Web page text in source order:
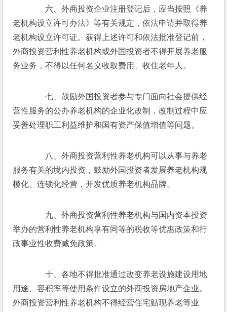
六、外商投资企业注册登记后，应当按照《养
老机构设立许可办法》等有关规定，依法申请并取得养
老机构设立许可证。获得上述许可和依法批准登记前，
外商投资营利性养老机构或外国投资者不得开展养老服
务业务，不得以任何名义收取费用、收住老年人。
七、鼓励外国投资者参与专门面向社会提供经
营性服务的公办养老机构的企业化改制，改制过程中应
妥善处理职工利益维护和国有资产保值增值等问题。
八、外商投资营利性养老机构可以从事与养老
服务有关的境内投资，鼓励外国投资者发展养老机构规
模化、连锁化经营，开发优质养老机构品牌。
九、外商投资营利性养老机构与国内资本投资
举办的营利性养老机构享有同等的税收等优惠政策和行
政事业性收费减免政策。
十、各地不得批准通过改变养老设施建设用地
用途、容积率等使用条件设立的外商投资房地产企业。
外商投资营利性养老机构不得经营住宅贴现养老等业